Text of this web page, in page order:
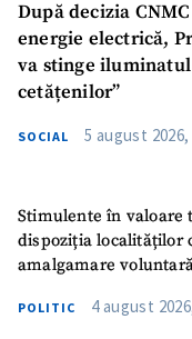
După decizia
energie electrică,
va stinge
cetățenilor”
SOCIAL 5 august 2026,
Stimulente în valoare
dispoziția localităților
amalgamare
POLITIC 4 august